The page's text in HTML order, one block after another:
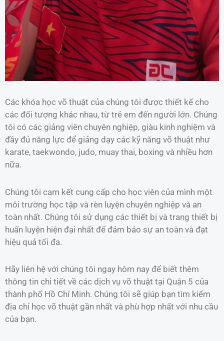
Các khóa học võ thuật của chúng tôi được thiết kế cho
các đối tượng khác nhau, từ trẻ em đến người lớn. Chúng
tôi có các giảng viên chuyên nghiệp, giàu kinh nghiệm và
đầy đủ năng lực để giảng dạy các kỹ năng võ thuật như
karate, taekwondo, judo, muay thai, boxing và nhiều hơn
nữa.
Chúng tôi cam kết cung cấp cho học viên của mình một
môi trường học tập và rèn luyện chuyên nghiệp và an
toàn nhất. Chúng tôi sử dụng các thiết bị và trang thiết bị
huấn luyện hiện đại nhất để đảm bảo sự an toàn và đạt
hiệu quả tối đa.
Hãy liên hệ với chúng tôi ngay hôm nay để biết thêm
thông tin chi tiết về các dịch vụ võ thuật tại Quận 5 của
thành phố Hồ Chí Minh. Chúng tôi sẽ giúp bạn tìm kiếm
địa chỉ học võ thuật gần nhất và phù hợp nhất với nhu cầu
của bạn.